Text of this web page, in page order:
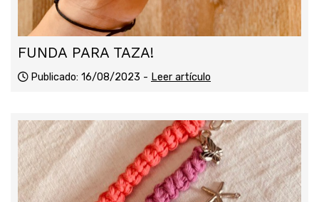
FUNDA PARA TAZA!
Publicado: 16/08/2023 - Leer artículo